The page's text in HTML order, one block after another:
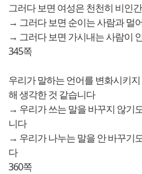
그러다 보면 여성은 천천히 비인
→ 그러다 보면 순이는 사람과 멀
→ 그러다 보면 가시내는 사람이
345쪽
우리가 말하는 언어를 변화시키
해 생각한 것 같습니다
→ 우리가 쓰는 말을 바꾸지 않기
니다
→ 우리가 나누는 말을 안 바꾸기
다
360쪽